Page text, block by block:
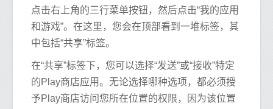
点击右上角的三行菜单按钮，然后点击“我的应用
和游戏”。在这里，您会在顶部看到一堆标签，其
中包括“共享”标签。
在“共享”标签下，您可以选择“发送”或“接收”特定
的Play商店应用。无论选择哪种选项，都必须授
予Play商店访问您所在位置的权限，因为该位置